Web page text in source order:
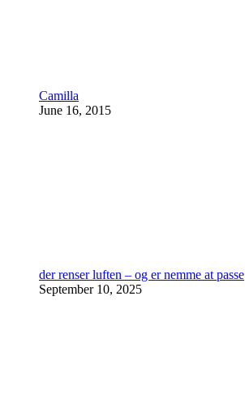
Camilla
June 16, 2015
der renser luften – og er nemme at passe
September 10, 2025